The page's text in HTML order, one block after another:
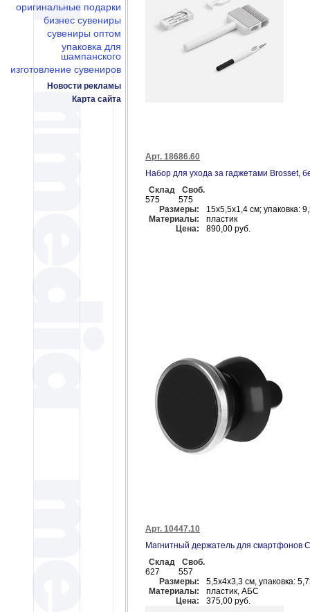
оригинальные подарки
бизнес сувениры
сувениры оптом
упаковка для
шампанского
изготовление сувениров
Новости рекламы
Карта сайта
Арт. 18686.60
Набор для ухода за гаджетами Brosset,
Склад
Своб.
575
575
Размеры:
15x5,5х1,4 см; упаковка:
Материалы:
пластик
Цена:
890,00 руб.
Арт. 10447.10
Магнитный держатель для смартфонов
Склад
Своб.
627
557
Размеры:
5,5х4х3,3 см, упаковка:
Материалы:
пластик, АБС
Цена:
375,00 руб.